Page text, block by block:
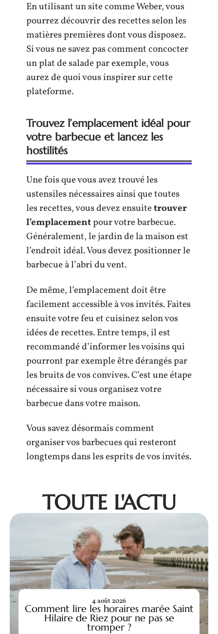
En utilisant un site comme Weber, vous
pourrez découvrir des recettes selon les
matières premières dont vous disposez.
Si vous ne savez pas comment concocter
un plat de salade par exemple, vous
aurez de quoi vous inspirer sur cette
plateforme.
Trouvez l’emplacement idéal pour
votre barbecue et lancez les
hostilités
Une fois que vous avez trouvé les
ustensiles nécessaires ainsi que toutes
les recettes, vous devez ensuitetrouver
l’emplacementpour votre barbecue.
Généralement, le jardin de la maison est
l’endroit idéal. Vous devez positionner le
barbecue à l’abri du vent.
De même, l’emplacement doit être
facilement accessible à vos invités. Faites
ensuite votre feu et cuisinez selon vos
idées de recettes. Entre temps, il est
recommandé d’informer les voisins qui
pourront par exemple être dérangés par
les bruits de vos convives. C’est une étape
nécessaire si vous organisez votre
barbecue dans votre maison.
Vous savez désormais comment
organiser vos barbecues qui resteront
longtemps dans les esprits de vos invités.
TOUTE L'ACTU
Comment lire les horaires marée Saint
Hilaire de Riez pour ne pas se
tromper ?
4 août 2026